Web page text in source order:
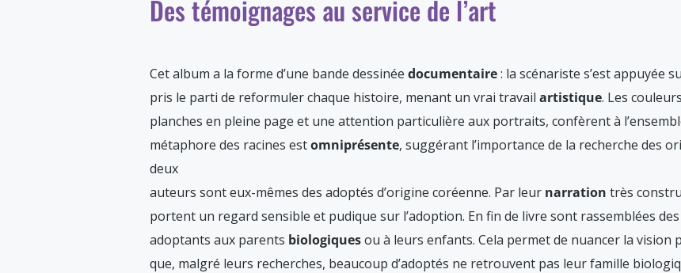
Des témoignages au service de l’art
Cet album a la forme d’une bande dessinée documentaire: la scénariste s’est appuyée
pris le parti de reformuler chaque histoire, menant un vrai travail artistique. Les
planches en pleine page et une attention particulière aux portraits, confèrent à
métaphore des racines estomniprésente, suggérant l’importance de la recherche des
deux
auteurs sont eux-mêmes des adoptés d’origine coréenne. Par leur narration très
portent un regard sensible et pudique sur l’adoption. En fin de livre sont rassemblées
adoptants aux parents biologiquesou à leurs enfants. Cela permet de nuancer la vision
que, malgré leurs recherches, beaucoup d’adoptés ne retrouvent pas leur famille